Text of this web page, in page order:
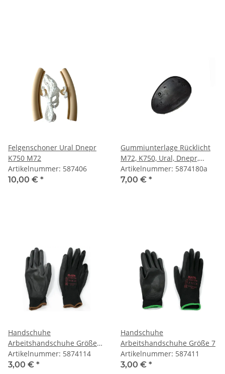
Felgenschoner Ural Dnepr
K750 M72
Artikelnummer: 587406
10,00 € *
Gummiunterlage Rücklicht
M72, K750, Ural, Dnepr,
DKW, NSU.
Artikelnummer: 5874180a
7,00 € *
Handschuhe
Arbeitshandschuhe Größe
10
Artikelnummer: 5874114
3,00 € *
Handschuhe
Arbeitshandschuhe Größe 7
Artikelnummer: 587411
3,00 € *